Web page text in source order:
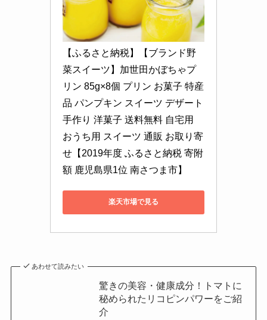
【ふるさと納税】【ブランド野
菜スイーツ】加世田かぼちゃプ
リン 85g×8個 プリン お菓子 特産
品 パンプキン スイーツ デザート
手作り 洋菓子 送料無料 自宅用
おうち用 スイーツ 通販 お取り寄
せ【2019年度 ふるさと納税 寄附
額 鹿児島県1位 南さつま市】
楽天市場で見る
あわせて読みたい
驚きの美容・健康成分！トマトに
秘められたリコピンパワーをご紹
介